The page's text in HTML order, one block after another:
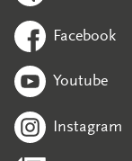
Facebook
Youtube
Instagram